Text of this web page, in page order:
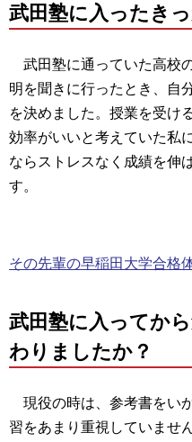
武田塾に入ったき
武田塾に通っていた高校
明を聞きに行ったとき、自
を決めました。授業を受け
効率がいいと考えていた私
ならストレスなく成績を伸
す。
その先輩の早稲田大学合格
武田塾に入ってか
わりましたか？
現役の時は、参考書をい
習をあまり重視していませ